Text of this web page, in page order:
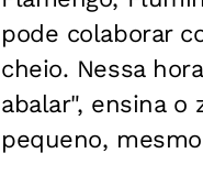
pode colaborar
cheio. Nessa
abalar", ensina
pequeno,